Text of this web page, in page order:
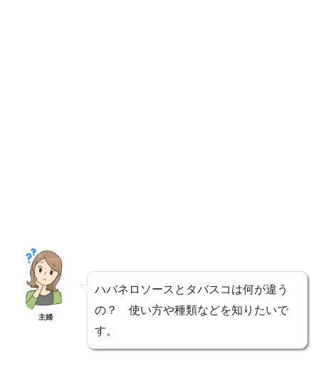
主婦
ハバネロソースとタバスコは何が違う
の？ 使い方や種類などを知りたいで
す。